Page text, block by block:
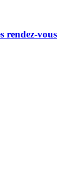
rendez-vous